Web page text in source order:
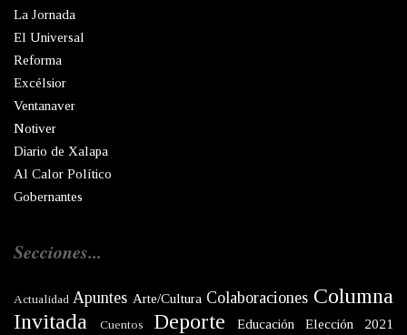
La Jornada
El Universal
Reforma
Excélsior
Ventanaver
Notiver
Diario de Xalapa
Al Calor Político
Gobernantes
Secciones...
Actualidad Apuntes Arte/Cultura Colaboraciones Columna
Invitada
Cuentos Deporte Educación Elección 2021